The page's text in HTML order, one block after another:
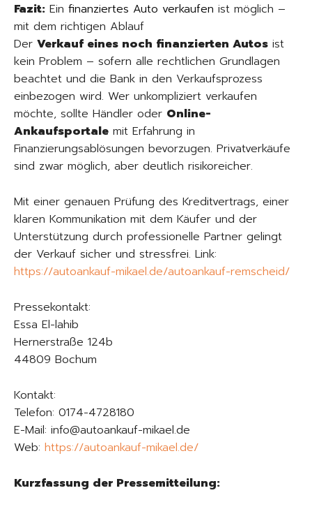
Fazit: Ein finanziertes Auto verkaufen ist möglich –
mit dem richtigen Ablauf
Der Verkauf eines noch finanzierten Autos ist
kein Problem – sofern alle rechtlichen Grundlagen
beachtet und die Bank in den Verkaufsprozess
einbezogen wird. Wer unkompliziert verkaufen
möchte, sollte Händler oder Online-
Ankaufsportale mit Erfahrung in
Finanzierungsablösungen bevorzugen. Privatverkäufe
sind zwar möglich, aber deutlich risikoreicher.
Mit einer genauen Prüfung des Kreditvertrags, einer
klaren Kommunikation mit dem Käufer und der
Unterstützung durch professionelle Partner gelingt
der Verkauf sicher und stressfrei. Link:
https://autoankauf-mikael.de/autoankauf-remscheid/
Pressekontakt:
Essa El-lahib
Hernerstraße 124b
44809 Bochum
Kontakt:
Telefon: 0174-4728180
E-Mail: info@autoankauf-mikael.de
Web: https://autoankauf-mikael.de/
Kurzfassung der Pressemitteilung: